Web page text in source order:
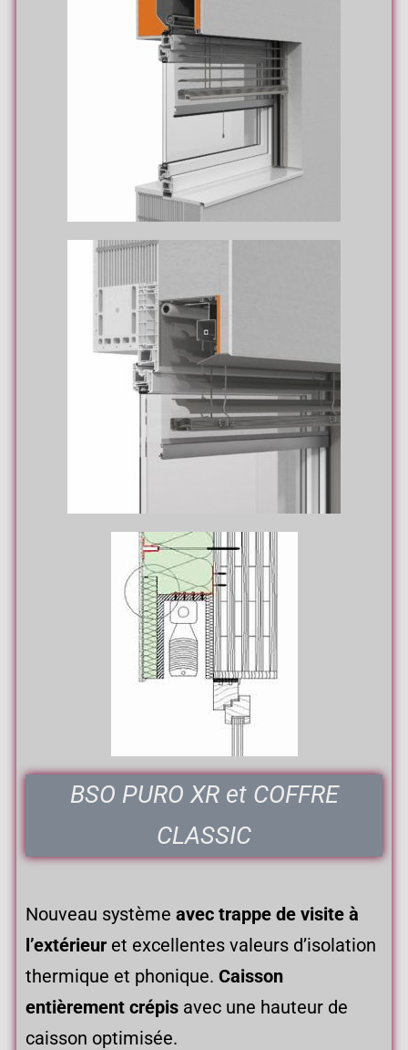
BSO PURO XR et COFFRE
CLASSIC
Nouveau système avec trappe de visite à
l’extérieuret excellentes valeurs d’isolation
thermique et phonique. Caisson
entièrement crépis avec une hauteur de
caisson optimisée.